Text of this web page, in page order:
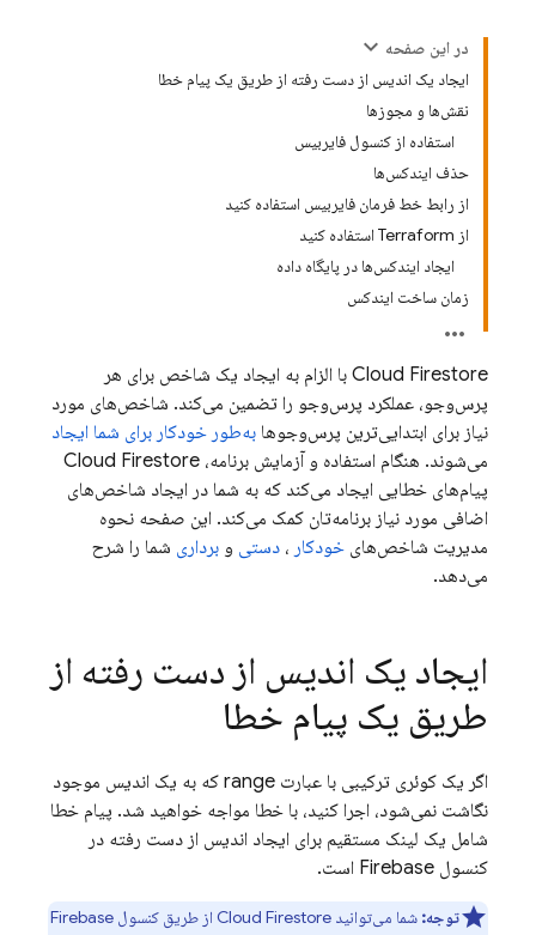
در این صفحه
ایجاد یک اندیس از دست رفته از طریق یک پیام خطا
نقش‌ها و مجوزها
استفاده از کنسول فایربیس
حذف ایندکس‌ها
از رابط خط فرمان فایربیس استفاده کنید
از Terraform استفاده کنید
ایجاد ایندکس‌ها در پایگاه داده
زمان ساخت ایندکس
Cloud Firestore با الزام به ایجاد یک شاخص برای هر
پرس‌وجو، عملکرد پرس‌وجو را تضمین می‌کند. شاخص‌های مورد
نیاز برای ابتدایی‌ترین پرس‌وجوها به‌طور خودکار برای شما ایجاد
می‌شوند. هنگام استفاده و آزمایش برنامه، Cloud Firestore
پیام‌های خطایی ایجاد می‌کند که به شما در ایجاد شاخص‌های
اضافی مورد نیاز برنامه‌تان کمک می‌کند. این صفحه نحوه
مدیریت شاخص‌های خودکار ، دستی و برداری شما را شرح
می‌دهد.
ایجاد یک اندیس از دست رفته از
طریق یک پیام خطا
اگر یک کوئری ترکیبی با عبارت range که به یک اندیس موجود
نگاشت نمی‌شود، اجرا کنید، با خطا مواجه خواهید شد. پیام خطا
شامل یک لینک مستقیم برای ایجاد اندیس از دست رفته در
کنسول Firebase است.
توجه: شما می‌توانیدCloud Firestore
از طریق کنسول Firebase